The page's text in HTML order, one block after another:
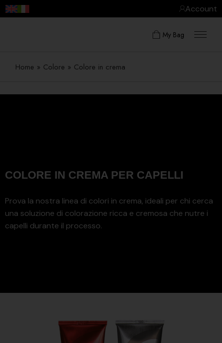
Account
My Bag
Home » Colore » Colore in crema
COLORE IN CREMA PER CAPELLI
Prova la nostra linea di colori in crema, ideali per chi cerca
una soluzione di colorazione ricca e cremosa che nutre i
capelli durante il processo.